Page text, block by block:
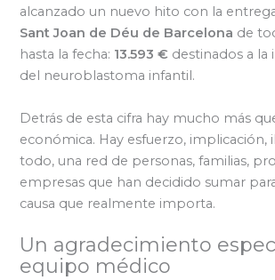
alcanzado un nuevo hito con la
Sant Joan de Déu de Barcelona de
hasta la fecha: 13.593 € destinados a la
del neuroblastoma infantil.
Detrás de esta cifra hay mucho más
económica. Hay esfuerzo, implicación,
todo, una red de personas, familias,
empresas que han decidido sumar
causa que realmente importa.
Un agradecimiento
equipo médico